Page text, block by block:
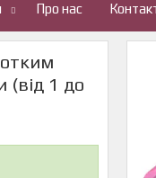
Про нас
(від 1 до